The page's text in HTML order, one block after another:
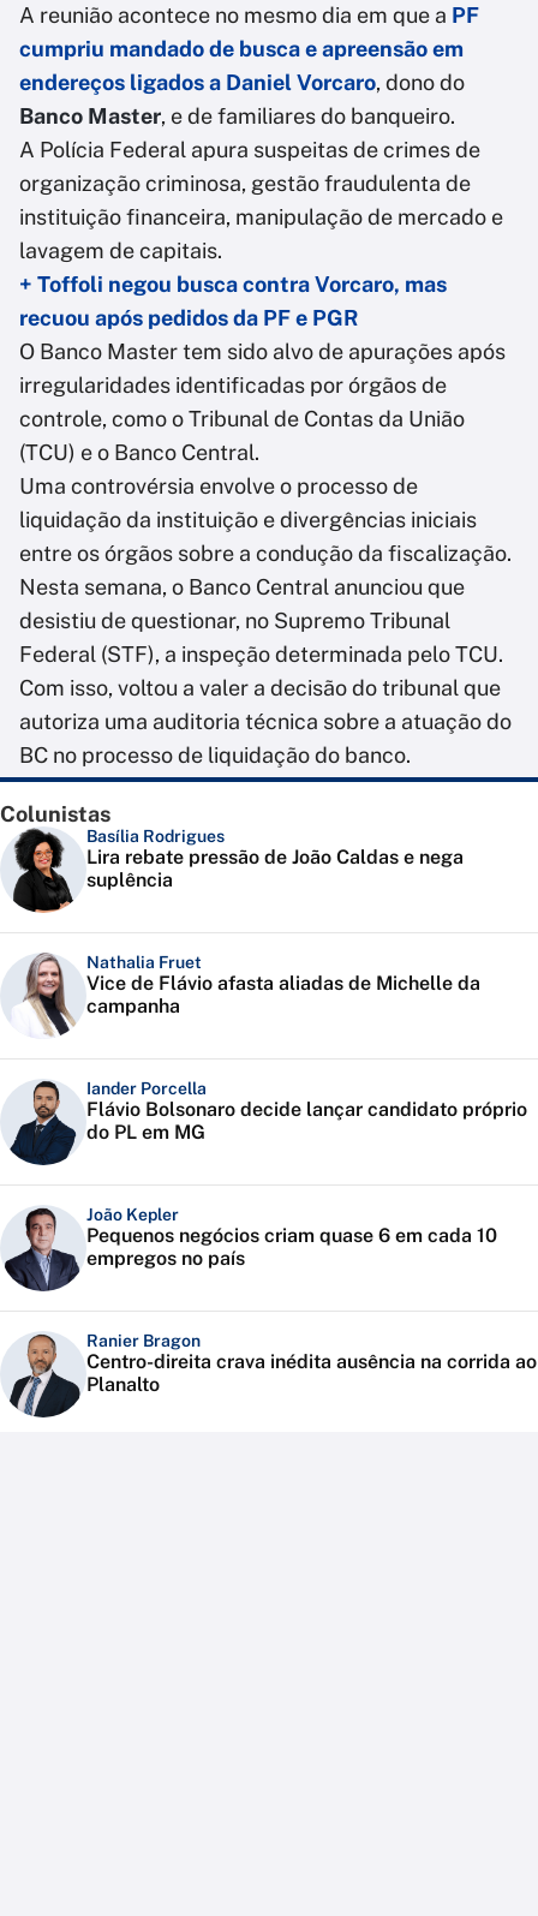
A reunião acontece no mesmo dia em que a PF
cumpriu mandado de busca e apreensão em
endereços ligados a Daniel Vorcaro, dono do
Banco Master, e de familiares do banqueiro.
A Polícia Federal apura suspeitas de crimes de
organização criminosa, gestão fraudulenta de
instituição financeira, manipulação de mercado e
lavagem de capitais.
+ Toffoli negou busca contra Vorcaro, mas
recuou após pedidos da PF e PGR
O Banco Master tem sido alvo de apurações após
irregularidades identificadas por órgãos de
controle, como o Tribunal de Contas da União
(TCU) e o Banco Central.
Uma controvérsia envolve o processo de
liquidação da instituição e divergências iniciais
entre os órgãos sobre a condução da fiscalização.
Nesta semana, o Banco Central anunciou que
desistiu de questionar, no Supremo Tribunal
Federal (STF), a inspeção determinada pelo TCU.
Com isso, voltou a valer a decisão do tribunal que
autoriza uma auditoria técnica sobre a atuação do
BC no processo de liquidação do banco.
Colunistas
Basília Rodrigues
Lira rebate pressão de João Caldas e nega
suplência
Nathalia Fruet
Vice de Flávio afasta aliadas de Michelle da
campanha
Iander Porcella
Flávio Bolsonaro decide lançar candidato próprio
do PL em MG
João Kepler
Pequenos negócios criam quase 6 em cada 10
empregos no país
Ranier Bragon
Centro-direita crava inédita ausência na corrida ao
Planalto